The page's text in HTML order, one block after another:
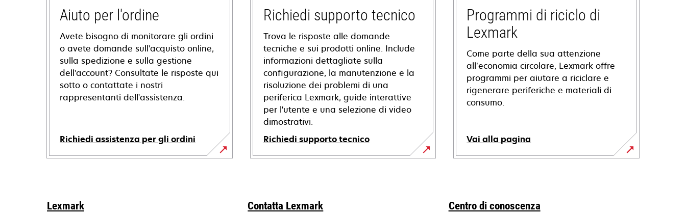
Aiuto per l'ordine
Avete bisogno di monitorare gli ordini
o avete domande sull'acquisto online,
sulla spedizione e sulla gestione
dell'account? Consultate le risposte qui
sotto o contattate i nostri
rappresentanti dell'assistenza.
Richiedi assistenza per gli ordini
Richiedi supporto tecnico
Trova le risposte alle domande
tecniche e sui prodotti online. Include
informazioni dettagliate sulla
configurazione, la manutenzione e la
risoluzione dei problemi di una
periferica Lexmark, guide interattive
per l'utente e una selezione di video
dimostrativi.
Richiedi supporto tecnico
si
nuova
Programmi di riciclo di
Lexmark
Come parte della sua attenzione
all’economia circolare, Lexmark offre
programmi per aiutare a riciclare e
rigenerare periferiche e materiali di
consumo.
Vai alla pagina
Lexmark Contatta Lexmark Centro di conoscenza